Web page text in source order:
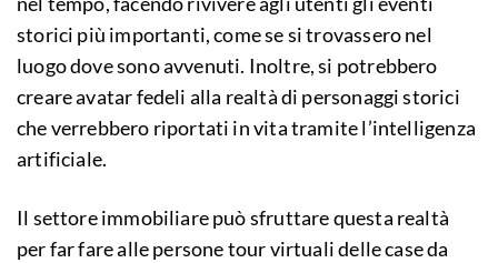
storici più importanti, come se si trovassero nel
luogo dove sono avvenuti. Inoltre, si potrebbero
creare avatar fedeli alla realtà di personaggi storici
che verrebbero riportati in vita tramite l’intelligenza
artificiale.
Il settore immobiliare può sfruttare questa realtà
per far fare alle persone tour virtuali delle case da